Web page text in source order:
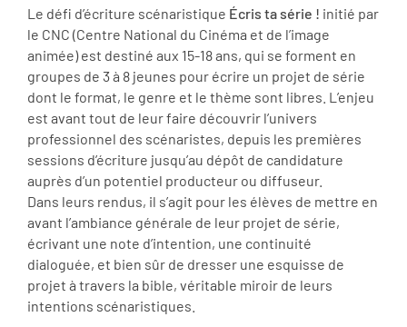
Le défi d’écriture scénaristique Écris ta série ! initié par
le CNC (Centre National du Cinéma et de l’image
animée)est destiné aux 15-18 ans, qui se forment en
groupes de 3 à 8 jeunes pour écrire un projet de série
dont le format, le genre et le thème sont libres. L’enjeu
est avant tout de leur faire découvrir l’univers
professionnel des scénaristes, depuis les premières
sessions d’écriture jusqu’au dépôt de candidature
auprès d’un potentiel producteur ou diffuseur.
Dans leurs rendus, il s’agit pour les élèves de mettre en
avant l’ambiance générale de leur projet de série,
écrivant une note d’intention, une continuité
dialoguée, et bien sûr de dresser une esquisse de
projet à travers la bible, véritable miroir de leurs
intentions scénaristiques.